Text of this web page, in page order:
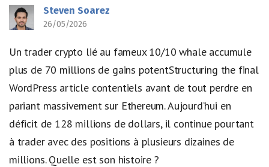
Steven Soarez
26/05/2026
Un trader crypto lié au fameux 10/10 whale accumule
plus de 70 millions de gains potentStructuring the final
WordPress article contentiels avant de tout perdre en
pariant massivement sur Ethereum. Aujourd’hui en
déficit de 128 millions de dollars, il continue pourtant
à trader avec des positions à plusieurs dizaines de
millions. Quelle est son histoire ?